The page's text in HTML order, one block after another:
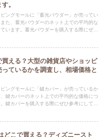
。
ングモールに「蓄光パウダー」が売ってい
た、蓄光パウダーのネット上での平均的な
います。蓄光パウダーを購入する際にぜひ
える？大型の雑貨店やショッピ
ているかを調査し、相場価格と
ングモールに「鍵カバー」が売っているか
鍵カバーのネット上での平均的な価格につ
鍵カバーを購入する際にぜひ参考にしてく
どこで買える？ディズニースト